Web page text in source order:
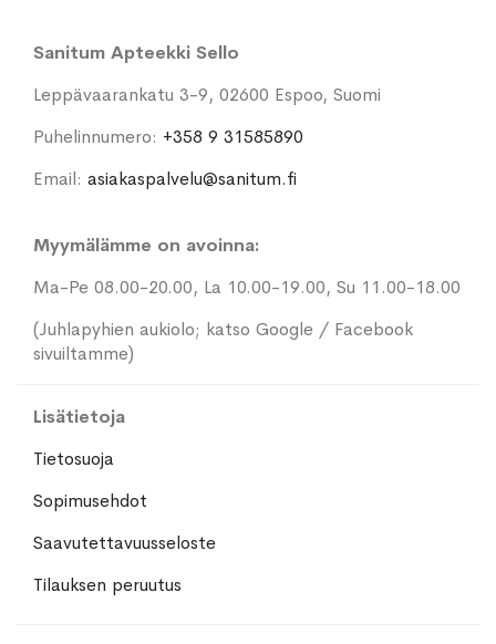
Sanitum Apteekki Sello
Leppävaarankatu 3-9, 02600 Espoo, Suomi
Puhelinnumero: +358 9 31585890
Email: asiakaspalvelu@sanitum.fi
Myymälämme on avoinna:
Ma-Pe 08.00-20.00, La 10.00-19.00, Su 11.00-18.00
(Juhlapyhien aukiolo; katso Google / Facebook
sivuiltamme)
Lisätietoja
Tietosuoja
Sopimusehdot
Saavutettavuusseloste
Tilauksen peruutus